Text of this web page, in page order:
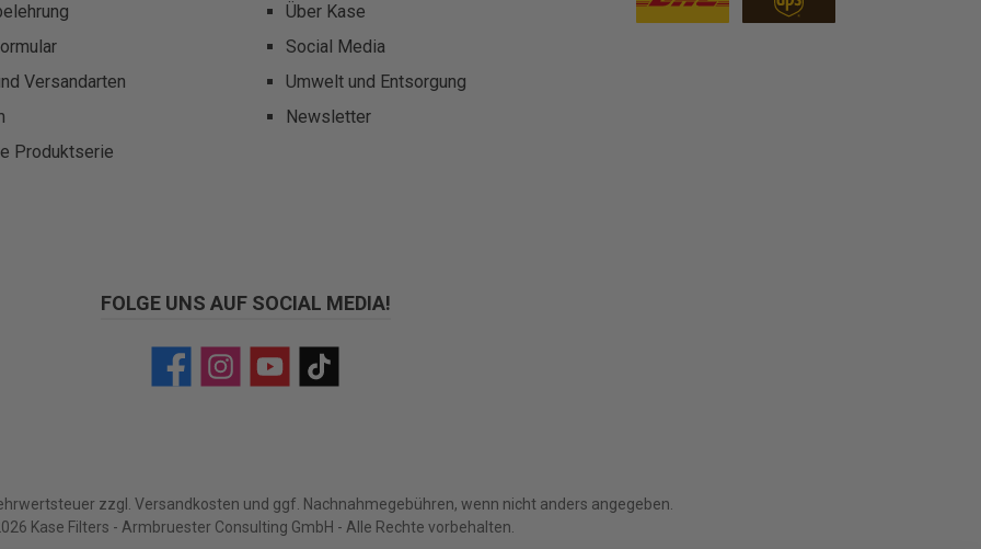
Versandarten
Produktserie
Über Kase
Social Media
Umwelt und Entsorgung
Newsletter
FOLGE UNS AUF SOCIAL MEDIA!
FacebookInstagramYouTubeTikTok
zzgl. Versandkosten und ggf. Nachnahmegebühren, wenn nicht anders angegeben.
Kase Filters - Armbruester Consulting GmbH - Alle Rechte vorbehalten.